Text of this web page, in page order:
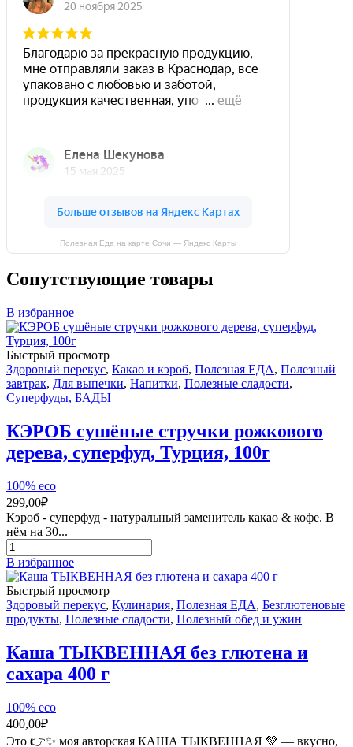
Полезная Еда на карте Сочи — Яндекс Карты
Сопутствующие товары
В избранное
Быстрый просмотр
Здоровый перекус, Какао и кэроб, Полезная ЕДА, Полезный
завтрак, Для выпечки, Напитки, Полезные сладости,
Суперфуды, БАДЫ
КЭРОБ сушёные стручки рожкового
дерева, суперфуд, Турция, 100г
100% eco
299,00₽
Кэроб - суперфуд - натуральный заменитель какао & кофе. В
нём на 30...
Количество
товара
КЭРОБ
сушёные
стручки
рожкового
дерева,
суперфуд,
Турция,
100г
В избранное
Быстрый просмотр
Здоровый перекус, Кулинария, Полезная ЕДА, Безглютеновые
продукты, Полезные сладости, Полезный обед и ужин
Каша ТЫКВЕННАЯ без глютена и
сахара 400 г
100% eco
400,00₽
Это 👉✨ моя авторская КАША ТЫКВЕННАЯ 💚 — вкусно,